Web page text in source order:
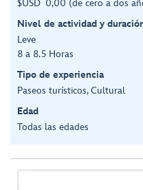
$USD 0,00 (de cero a dos
Nivel de actividad y
Leve
8 a 8.5 Horas
Tipo de experiencia
Paseos turísticos, Cultural
Edad
Todas las edades